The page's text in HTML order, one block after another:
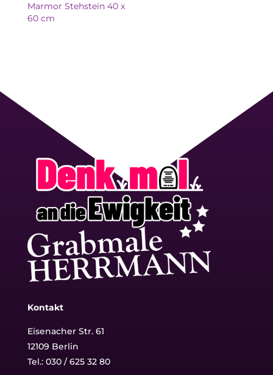
Marmor Stehstein 40 x
60 cm
Kontakt
Eisenacher Str. 61
12109 Berlin
Tel.: 030 / 625 32 80